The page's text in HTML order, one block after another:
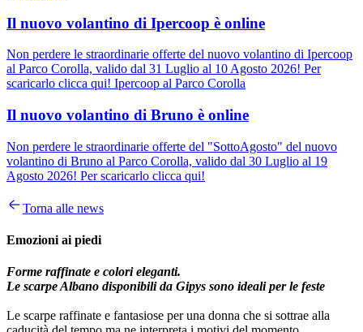
Il nuovo volantino di Ipercoop è online
Non perdere le straordinarie offerte del nuovo volantino di Ipercoop
al Parco Corolla, valido dal 31 Luglio al 10 Agosto 2026! Per
scaricarlo clicca qui! Ipercoop al Parco Corolla
Il nuovo volantino di Bruno è online
Non perdere le straordinarie offerte del "SottoAgosto" del nuovo
volantino di Bruno al Parco Corolla, valido dal 30 Luglio al 19
Agosto 2026! Per scaricarlo clicca qui!
Torna alle news
Emozioni ai piedi
Forme raffinate e colori eleganti.
Le scarpe Albano disponibili da Gipys sono ideali per le feste
Le scarpe raffinate e fantasiose per una donna che si sottrae alla